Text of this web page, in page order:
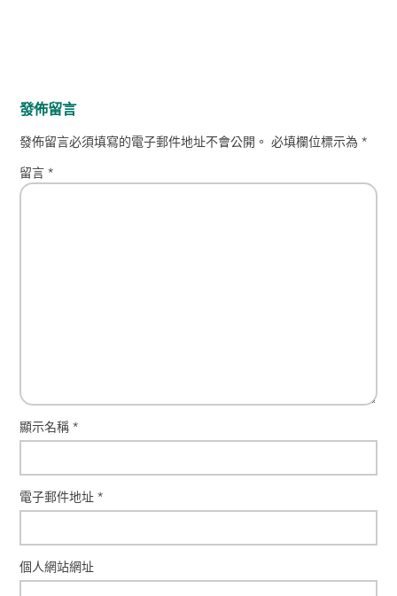
發佈留言
發佈留言必須填寫的電子郵件地址不會公開。 必填欄位標示為*
留言*
顯示名稱*
電子郵件地址*
個人網站網址